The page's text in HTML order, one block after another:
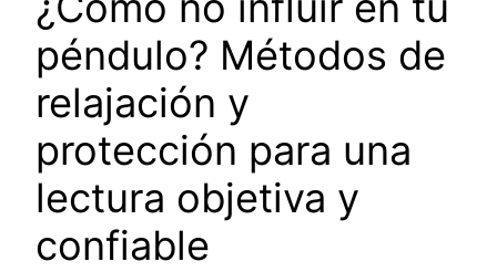
péndulo? Métodos de
relajación y
protección para una
lectura objetiva y
confiable